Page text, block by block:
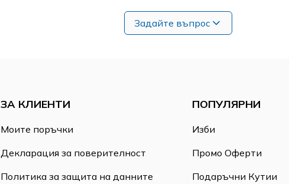
Задайте въпрос
ЗА КЛИЕНТИ
Моите поръчки
Декларация за поверителност
Политика за защита на данните
ПОПУЛЯРНИ
Изби
Промо Оферти
Подаръчни Кутии